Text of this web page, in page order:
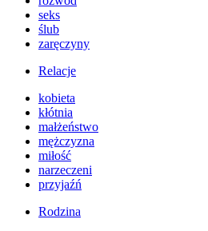
seks
ślub
zaręczyny
Relacje
kobieta
kłótnia
małżeństwo
mężczyzna
miłość
narzeczeni
przyjaźń
Rodzina